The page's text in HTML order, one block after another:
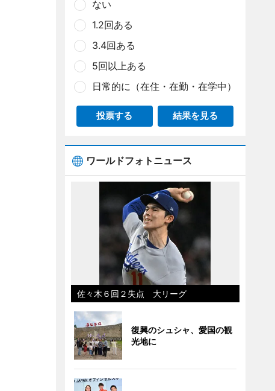
ない
1.2回ある
3.4回ある
5回以上ある
日常的に（在住・在勤・在学中）
投票する 結果を見る
ワールドフォトニュース
佐々木６回２失点 大リーグ
復興のシュシャ、愛国の観
光地に